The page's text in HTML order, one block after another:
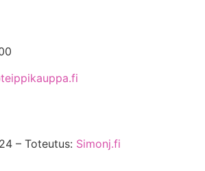
– Toteutus: Simonj.fi